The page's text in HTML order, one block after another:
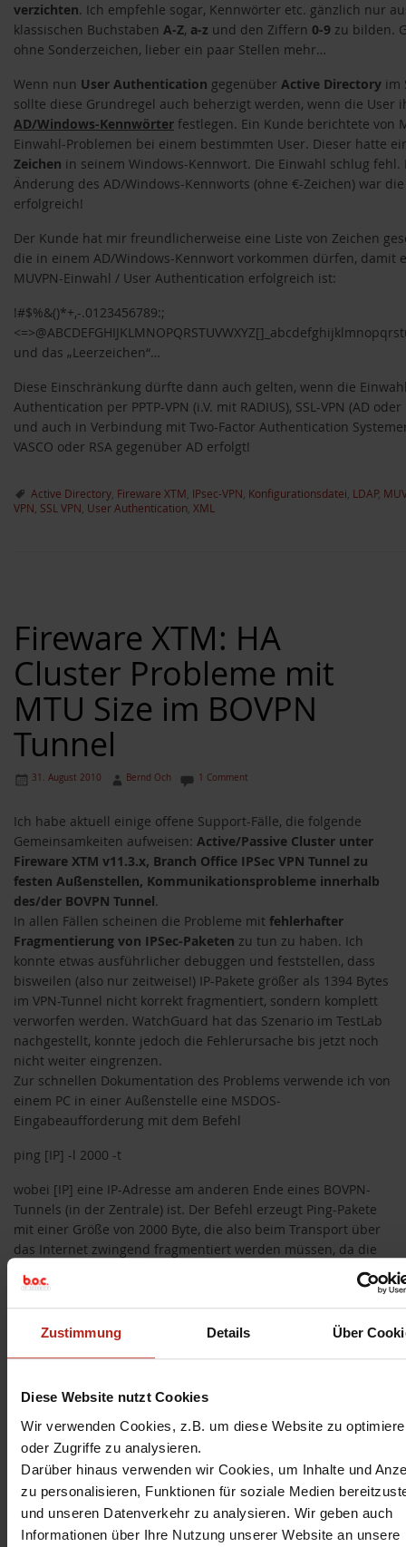
Zustimmung Details Über
Diese Website nutzt Cookies
Wir verwenden Cookies, z.B. um diese Website zu
oder Zugriffe zu analysieren.
Darüber hinaus verwenden wir Cookies, um Inhalte und
zu personalisieren, Funktionen für soziale Medien
und unseren Datenverkehr zu analysieren. Wir geben auch
Informationen über Ihre Nutzung unserer Website an unsere
zu WSUS
verzichten. Ich empfehle sogar, Kennwörter etc. gänzlich nur
klassischen Buchstaben A-Z, a-z und den Ziffern 0-9 zu bilden.
ohne Sonderzeichen, lieber ein paar Stellen mehr…
Wenn nun User Authentication gegenüber Active Directory im
sollte diese Grundregel auch beherzigt werden, wenn die User
AD/Windows-Kennwörter festlegen. Ein Kunde berichtete von
Einwahl-Problemen bei einem bestimmten User. Dieser hatte
Zeichen in seinem Windows-Kennwort. Die Einwahl schlug fehl.
Änderung des AD/Windows-Kennworts (ohne €-Zeichen) war
erfolgreich!
Der Kunde hat mir freundlicherweise eine Liste von Zeichen
die in einem AD/Windows-Kennwort vorkommen dürfen, damit
MUVPN-Einwahl / User Authentication erfolgreich ist:
!#$%&()*+,-.0123456789:;
und das „Leerzeichen“…
Diese Einschränkung dürfte dann auch gelten, wenn die
Authentication per PPTP-VPN (i.V. mit RADIUS), SSL-VPN (AD oder
und auch in Verbindung mit Two-Factor Authentication
VASCO oder RSA gegenüber AD erfolgt!
Active Directory, Fireware XTM, IPsec-VPN, Konfigurationsdatei, LDAP,
VPN, SSL VPN, User Authentication, XML
Fireware XTM: HA
Cluster Probleme mit
MTU Size im BOVPN
Tunnel
31. August 2010 Bernd Och 1 Comment
Ich habe aktuell einige offene Support-Fälle, die folgende
Gemeinsamkeiten aufweisen: Active/Passive Cluster unter
Fireware XTM v11.3.x, Branch Office IPSec VPN Tunnel zu
festen Außenstellen, Kommunikationsprobleme innerhalb
des/der BOVPN Tunnel.
In allen Fällen scheinen die Probleme mit fehlerhafter
Fragmentierung von IPSec-Paketen zu tun zu haben. Ich
konnte etwas ausführlicher debuggen und feststellen, dass
bisweilen (also nur zeitweise!) IP-Pakete größer als 1394 Bytes
im VPN-Tunnel nicht korrekt fragmentiert, sondern komplett
verworfen werden. WatchGuard hat das Szenario im TestLab
nachgestellt, konnte jedoch die Fehlerursache bis jetzt noch
nicht weiter eingrenzen.
Zur schnellen Dokumentation des Problems verwende ich von
einem PC in einer Außenstelle eine MSDOS-
Eingabeaufforderung mit dem Befehl
ping [IP] -l 2000 -t
wobei [IP] eine IP-Adresse am anderen Ende eines BOVPN-
Tunnels (in der Zentrale) ist. Der Befehl erzeugt Ping-Pakete
mit einer Größe von 2000 Byte, die also beim Transport über
das Internet zwingend fragmentiert werden müssen, da die
maximale MTU Size auf Internet-Routern in der Regel 1500
Bytes beträgt. Erhalte ich korrekte ICMP-Antworten, weiss ich,
dass die Fragmentierung korrekt funktioniert. Wenn nicht,
liegt ein Problem vor. Durch Verkleinern der Paketlänge kann
übertragen, Pings mit 1395 Bytes und mehr jedoch NICHT: